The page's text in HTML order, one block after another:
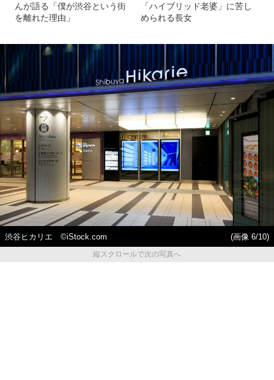
んが語る「僕が渋谷という街
を離れた理由」
「ハイブリッド老婆」に苦し
められる長女
渋谷ヒカリエ ©iStock.com
(画像 6/10)
縦スクロールで次の写真へ